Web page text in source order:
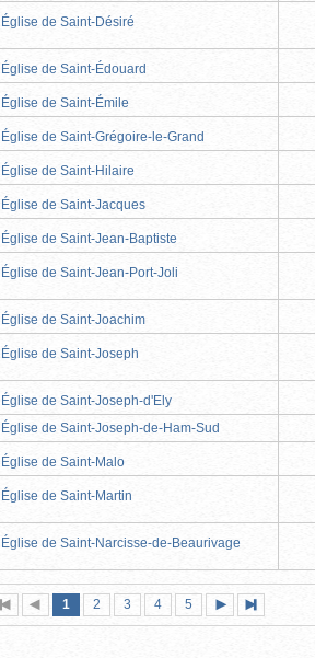
Église de Saint-Désiré
Église de Saint-Édouard
Église de Saint-Émile
Église de Saint-Grégoire-le-Grand
Église de Saint-Hilaire
Église de Saint-Jacques
Église de Saint-Jean-Baptiste
Église de Saint-Jean-Port-Joli
Église de Saint-Joachim
Église de Saint-Joseph
Église de Saint-Joseph-d'Ely
Église de Saint-Joseph-de-Ham-Sud
Église de Saint-Malo
Église de Saint-Martin
Église de Saint-Narcisse-de-Beaurivage
Première
page
Page
précédente
Page
1 (page
actuelle)
Page
2 Page
3 Page
4 Page
5
suivante
page